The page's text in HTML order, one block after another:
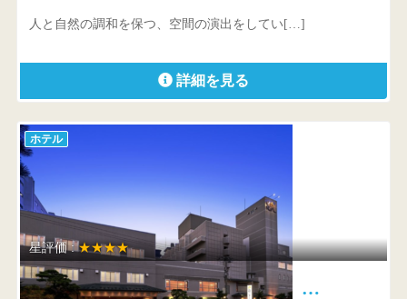
人と自然の調和を保つ、空間の演出をしてい[…]
詳細を見る
ホテル
星評価 :★★★★
函館湯の川温泉 花びしホテル …